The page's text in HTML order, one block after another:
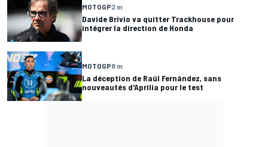
MOTOGP2 m
Davide Brivio va quitter Trackhouse pour
intégrer la direction de Honda
MOTOGP8 m
La déception de Raúl Fernández, sans
nouveautés d'Aprilia pour le test